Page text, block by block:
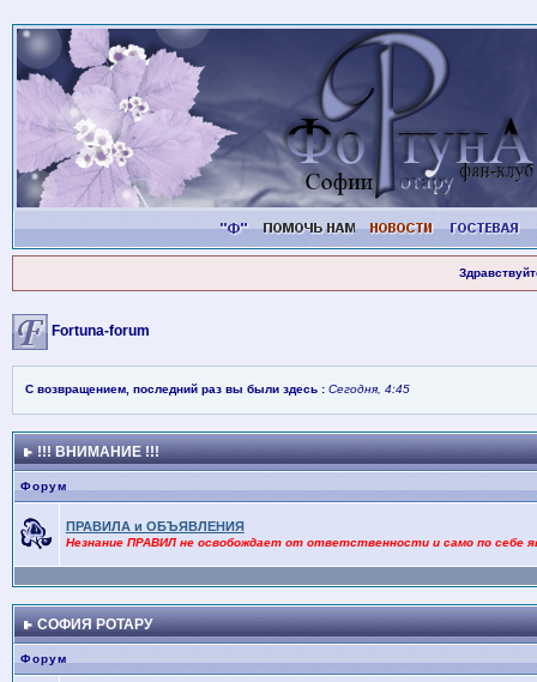
Fortuna-forum
С возвращением, последний раз вы были здесь : Сегодня, 4:45
!!! ВНИМАНИЕ !!!
Форум
ПРАВИЛА и ОБЪЯВЛЕНИЯ
Незнание ПРАВИЛ не освобождает от ответственности и само по себе
СОФИЯ РОТАРУ
Форум